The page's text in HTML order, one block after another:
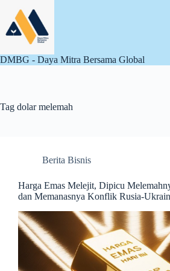
content
DMBG - Daya Mitra Bersama Global
Tag dolar melemah
Berita Bisnis
Harga Emas Melejit, Dipicu
dan Memanasnya Konflik Rusia-